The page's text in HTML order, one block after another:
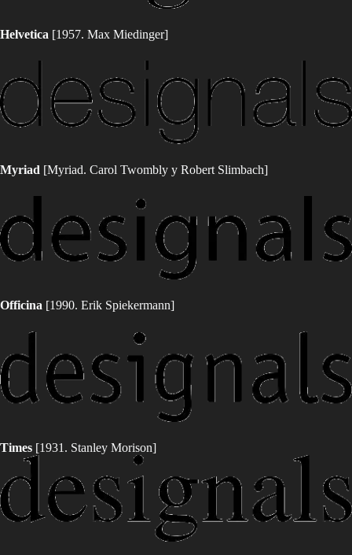
Helvetica [1957. Max Miedinger]
Myriad [Myriad. Carol Twombly y Robert Slimbach]
Officina [1990. Erik Spiekermann]
Times [1931. Stanley Morison]